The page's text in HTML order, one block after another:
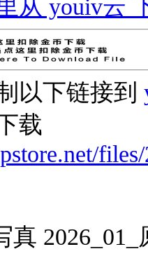
从 youiv云
以下链接到
载